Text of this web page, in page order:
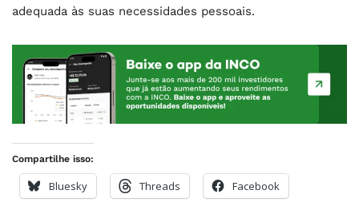
adequada às suas necessidades pessoais.
Compartilhe isso:
Bluesky Threads Facebook